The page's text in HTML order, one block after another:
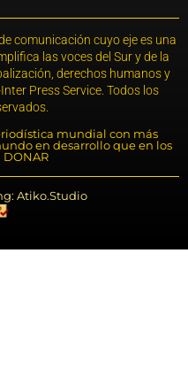
comunicación cuyo eje es una
las voces del Sur y de la
derechos humanos y
Press Service. Todos los
mundial con más
en desarrollo que en los
DONAR
Atiko.Studio